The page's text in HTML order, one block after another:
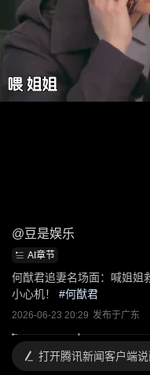
@豆是娱乐
AI章节
何猷君追妻名场面：喊姐姐
小心机！
#何猷君
2026-06-23 20:29 发布于广东
打开腾讯新闻客户端